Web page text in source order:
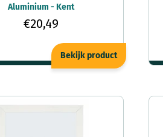
Aluminium - Kent
€20,49
Bekijk product